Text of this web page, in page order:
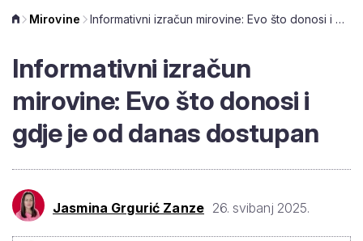
Mirovine Informativni izračun mirovine: Evo što donosi i gdje je od danas dostupan
Informativni izračun
mirovine: Evo što donosi i
gdje je od danas dostupan
Jasmina Grgurić Zanze 26. svibanj 2025.